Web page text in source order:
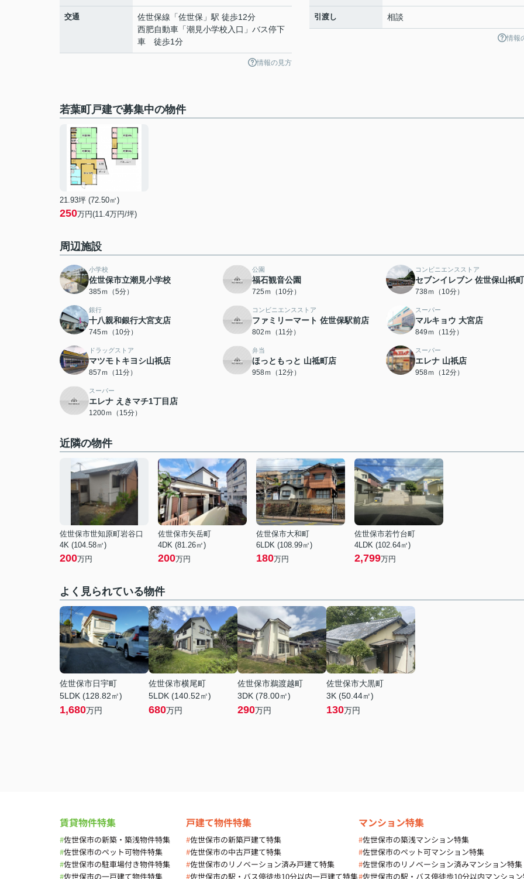
交通 佐世保線 「佐世保 」駅 徒歩12分
西肥自動車「潮見小学校入口」バス停下
車 徒歩1分
情報の見方
引渡し 相談
情報
若葉町戸建で募集中の物件
21.93坪 (72.50㎡)
250万円(11.4万円/坪)
周辺施設
小学校
佐世保市立潮見小学校
385ｍ（5分）
公園
福石観音公園
725ｍ（10分）
コンビニエンスストア
セブンイレブン 佐世保山祇
738ｍ（10分）
銀行
十八親和銀行大宮支店
745ｍ（10分）
コンビニエンスストア
ファミリーマート 佐世保駅前店
802ｍ（11分）
スーパー
マルキョウ 大宮店
849ｍ（11分）
ドラッグストア
マツモトキヨシ山祇店
857ｍ（11分）
弁当
ほっともっと 山祗町店
958ｍ（12分）
スーパー
エレナ 山祇店
958ｍ（12分）
スーパー
エレナ えきマチ1丁目店
1200ｍ（15分）
近隣の物件
佐世保市世知原町岩谷口
4K (104.58㎡)
200万円
佐世保市矢岳町
4DK (81.26㎡)
200万円
佐世保市大和町
6LDK (108.99㎡)
180万円
佐世保市若竹台町
4LDK (102.64㎡)
2,799万円
よく見られている物件
佐世保市日宇町
5LDK (128.82㎡)
1,680万円
佐世保市横尾町
5LDK (140.52㎡)
680万円
佐世保市鵜渡越町
3DK (78.00㎡)
290万円
佐世保市大黒町
3K (50.44㎡)
130万円
賃貸物件特集
#佐世保市の新築・築浅物件特集
#佐世保市のペット可物件特集
#佐世保市の駐車場付き物件特集
#佐世保市の一戸建て物件特集
戸建て物件特集
#佐世保市の新築戸建て特集
#佐世保市の中古戸建て特集
#佐世保市のリノベーション済み戸建て特集
#佐世保市の駅・バス停徒歩10分以内一戸建て特集
マンション特集
#佐世保市の築浅マンション特集
#佐世保市のペット可マンション特集
#佐世保市のリノベーション済みマンション特集
#佐世保市の駅・バス停徒歩10分以内マンショ